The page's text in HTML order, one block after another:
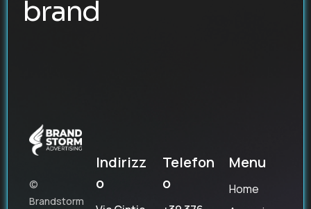
brand
©
Brandstorm
Indirizz
o
Telefon
o
Menu
Home